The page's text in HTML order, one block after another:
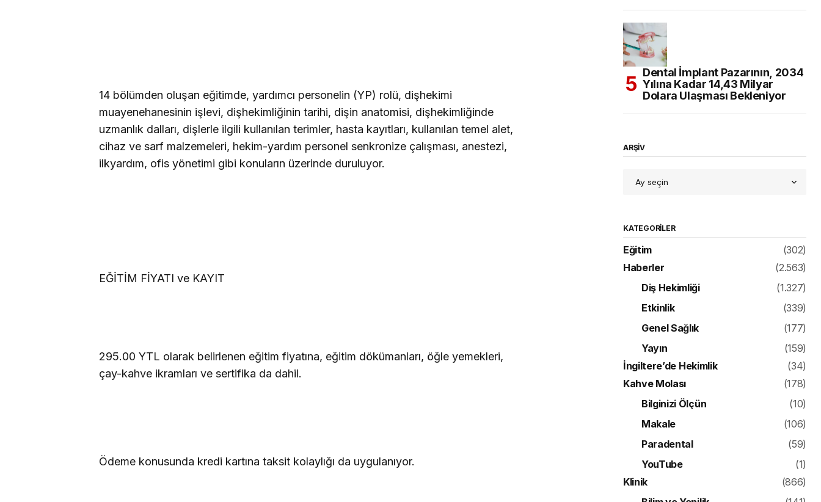
14 bölümden oluşan eğitimde, yardımcı personelin (YP) rolü, dişhekimi
muayenehanesinin işlevi, dişhekimliğinin tarihi, dişin anatomisi, dişhekimliğinde
uzmanlık dalları, dişlerle ilgili kullanılan terimler, hasta kayıtları, kullanılan temel alet,
cihaz ve sarf malzemeleri, hekim-yardım personel senkronize çalışması, anestezi,
ilkyardım, ofis yönetimi gibi konuların üzerinde duruluyor.
EĞİTİM FİYATI ve KAYIT
295.00 YTL olarak belirlenen eğitim fiyatına, eğitim dökümanları, öğle yemekleri,
çay-kahve ikramları ve sertifika da dahil.
Ödeme konusunda kredi kartına taksit kolaylığı da uygulanıyor.
Dental İmplant Pazarının, 2034
Yılına Kadar 14,43 Milyar
Dolara Ulaşması Bekleniyor
ARŞİV
KATEGORILER
Eğitim
(302)
Haberler
(2.563)
Diş Hekimliği
(1.327)
Etkinlik
(339)
Genel Sağlık
(177)
Yayın
(159)
İngiltere’de Hekimlik
(34)
Kahve Molası
(178)
Bilginizi Ölçün
(10)
Makale
(106)
Paradental
(59)
YouTube
(1)
Klinik
(866)